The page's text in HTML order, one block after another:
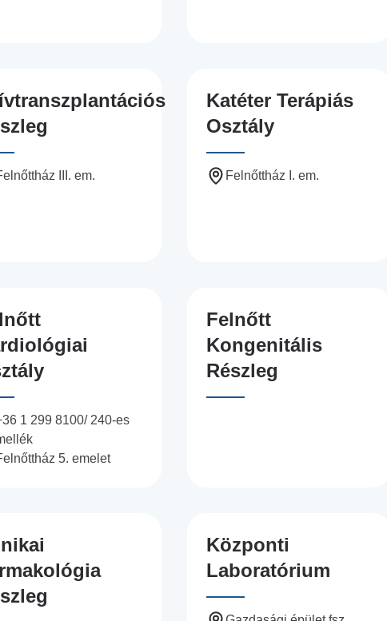
III. em.
Katéter Terápiás
Osztály
Felnőttház I. em.
1 299 8100/ 240-es
5. emelet
Felnőtt
Kongenitális
Részleg
Központi
Laboratórium